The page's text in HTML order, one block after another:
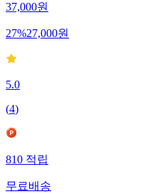
37,000원
27%27,000원
5.0
(4)
810 적립
무료배송